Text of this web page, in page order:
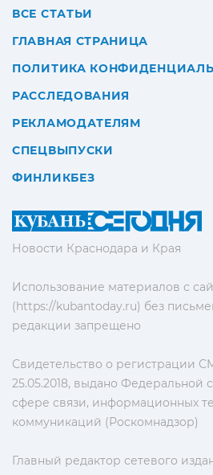
Новости Краснодара и Края
Использование материалов с
(https://kubantoday.ru) без
редакции запрещено
Свидетельство о регистрации
25.05.2018, выдано Федеральной
сфере связи, информационных
коммуникаций (Роскомнадзор)
Главный редактор сетевого
ВСЕ СТАТЬИ
ГЛАВНАЯ СТРАНИЦА
ПОЛИТИКА
РАССЛЕДОВАНИЯ
РЕКЛАМОДАТЕЛЯМ
СПЕЦВЫПУСКИ
ФИНЛИКБЕЗ